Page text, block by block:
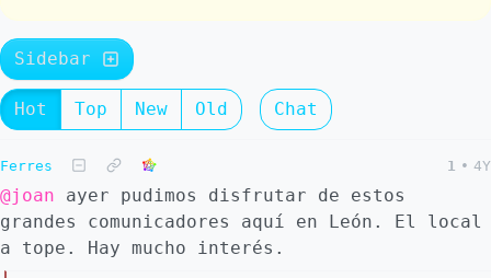
Sidebar
Hot Top New Old Chat
Ferres 1 • 4Y
@joan ayer pudimos disfrutar de estos
grandes comunicadores aquí en León. El local
a tope. Hay mucho interés.